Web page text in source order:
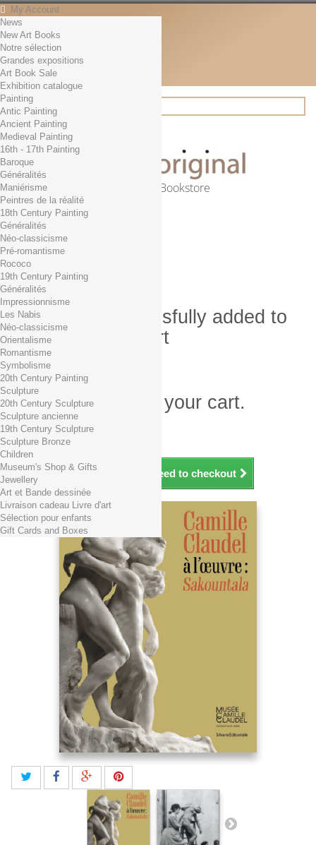
My Account
Contact
English
English
Français
News
Search
Online Art Bookstore
Cart (empty)
No products
Free shipping!
0,00 € Total
Check out
Product successfully added to
your shopping cart
Quantity
Total
There is 1 item in your cart.
Total products (tax incl.)
Total shipping TTC
Total (tax incl.)
Continue shopping Proceed to checkout
News
New Art Books
Notre sélection
Grandes expositions
Art Book Sale
Exhibition catalogue
Painting
Antic Painting
Ancient Painting
Medieval Painting
16th - 17th Painting
Baroque
Généralités
Maniérisme
Peintres de la réalité
18th Century Painting
Généralités
Néo-classicisme
Pré-romantisme
Rococo
19th Century Painting
Généralités
Impressionnisme
Les Nabis
Néo-classicisme
Orientalisme
Romantisme
Symbolisme
20th Century Painting
Sculpture
20th Century Sculpture
Sculpture ancienne
19th Century Sculpture
Sculpture Bronze
Children
Museum's Shop & Gifts
Jewellery
Art et Bande dessinée
Livraison cadeau Livre d'art
Sélection pour enfants
Gift Cards and Boxes